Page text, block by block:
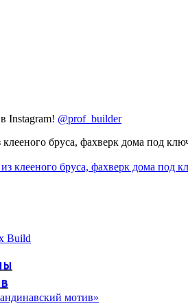
Instagram! @prof_builder
бруса, фахверк дома под
Build
мотив»